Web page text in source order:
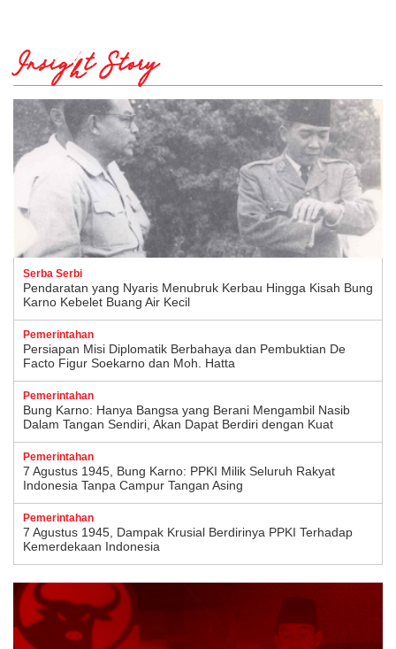
Insight Story
Serba Serbi
Pendaratan yang Nyaris Menubruk Kerbau Hingga Kisah Bung
Karno Kebelet Buang Air Kecil
Pemerintahan
Persiapan Misi Diplomatik Berbahaya dan Pembuktian De
Facto Figur Soekarno dan Moh. Hatta
Pemerintahan
Bung Karno: Hanya Bangsa yang Berani Mengambil Nasib
Dalam Tangan Sendiri, Akan Dapat Berdiri dengan Kuat
Pemerintahan
7 Agustus 1945, Bung Karno: PPKI Milik Seluruh Rakyat
Indonesia Tanpa Campur Tangan Asing
Pemerintahan
7 Agustus 1945, Dampak Krusial Berdirinya PPKI Terhadap
Kemerdekaan Indonesia